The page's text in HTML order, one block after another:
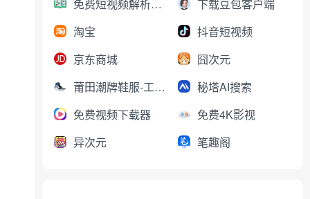
免费短视频解析下载
下载豆包客户端
淘宝
抖音短视频
京东商城
囧次元
莆田潮牌鞋服-工厂直销
秘塔AI搜索
免费视频下载器
免费4K影视
异次元
笔趣阁